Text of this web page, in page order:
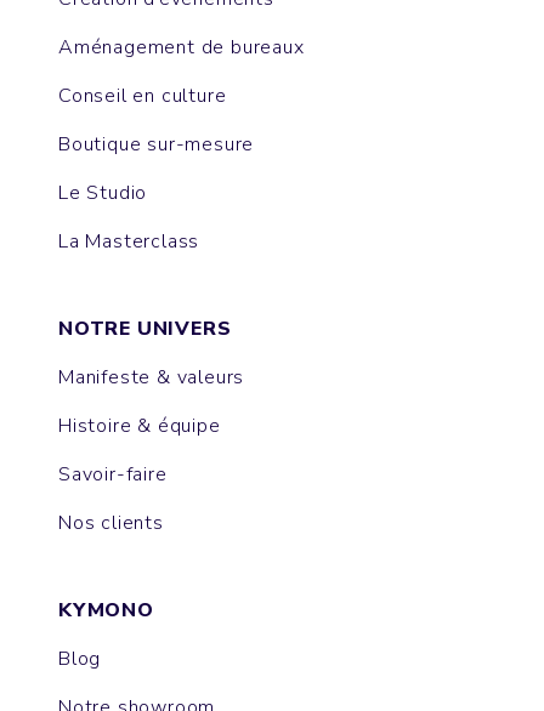
Aménagement de bureaux
Conseil en culture
Boutique sur-mesure
Le Studio
La Masterclass
NOTRE UNIVERS
Manifeste & valeurs
Histoire & équipe
Savoir-faire
Nos clients
KYMONO
Blog